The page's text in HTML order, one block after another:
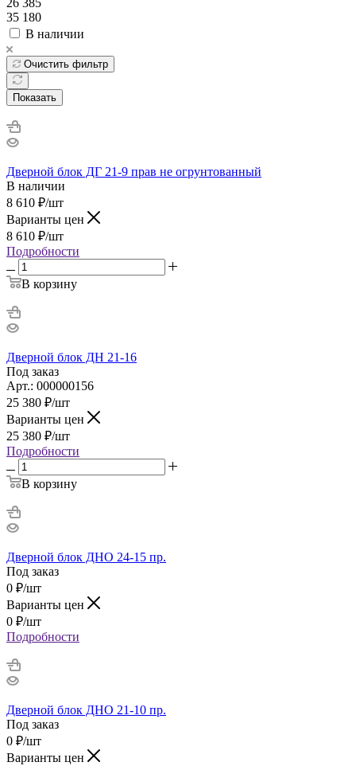
35 180
В наличии
Очистить фильтр
Показать
Дверной блок ДГ 21-9 прав не огрунтованный
В наличии
8 610 ₽/шт
Варианты цен
8 610 ₽/шт
Подробности
В корзину
Дверной блок ДН 21-16
Под заказ
Арт.: 000000156
25 380 ₽/шт
Варианты цен
25 380 ₽/шт
Подробности
В корзину
Дверной блок ДНО 24-15 пр.
Под заказ
0 ₽/шт
Варианты цен
0 ₽/шт
Подробности
Дверной блок ДНО 21-10 пр.
Под заказ
0 ₽/шт
Варианты цен